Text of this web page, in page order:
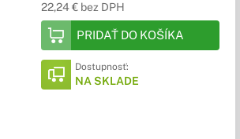
22,24 € bez DPH
PRIDAŤ DO KOŠÍKA
Dostupnosť:
NA SKLADE